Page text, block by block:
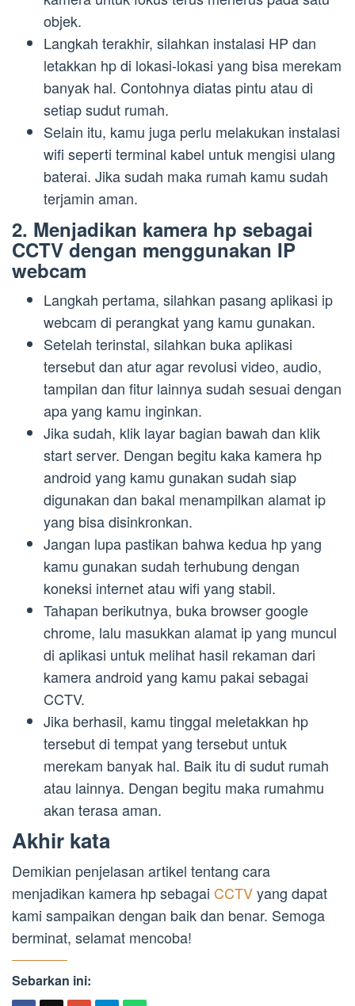
objek.
Langkah terakhir, silahkan instalasi HP dan
letakkan hp di lokasi-lokasi yang bisa merekam
banyak hal. Contohnya diatas pintu atau di
setiap sudut rumah.
Selain itu, kamu juga perlu melakukan instalasi
wifi seperti terminal kabel untuk mengisi ulang
baterai. Jika sudah maka rumah kamu sudah
terjamin aman.
2. Menjadikan kamera hp sebagai
CCTV dengan menggunakan IP
webcam
Langkah pertama, silahkan pasang aplikasi ip
webcam di perangkat yang kamu gunakan.
Setelah terinstal, silahkan buka aplikasi
tersebut dan atur agar revolusi video, audio,
tampilan dan fitur lainnya sudah sesuai dengan
apa yang kamu inginkan.
Jika sudah, klik layar bagian bawah dan klik
start server. Dengan begitu kaka kamera hp
android yang kamu gunakan sudah siap
digunakan dan bakal menampilkan alamat ip
yang bisa disinkronkan.
Jangan lupa pastikan bahwa kedua hp yang
kamu gunakan sudah terhubung dengan
koneksi internet atau wifi yang stabil.
Tahapan berikutnya, buka browser google
chrome, lalu masukkan alamat ip yang muncul
di aplikasi untuk melihat hasil rekaman dari
kamera android yang kamu pakai sebagai
CCTV.
Jika berhasil, kamu tinggal meletakkan hp
tersebut di tempat yang tersebut untuk
merekam banyak hal. Baik itu di sudut rumah
atau lainnya. Dengan begitu maka rumahmu
akan terasa aman.
Akhir kata
Demikian penjelasan artikel tentang cara
menjadikan kamera hp sebagai CCTVyang dapat
kami sampaikan dengan baik dan benar. Semoga
berminat, selamat mencoba!
Sebarkan ini: